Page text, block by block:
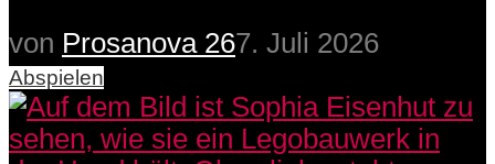
von Prosanova 267. Juli 2026
Abspielen